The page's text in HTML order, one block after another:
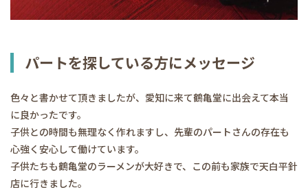
パートを探している方にメッセージ
色々と書かせて頂きましたが、愛知に来て鶴亀堂に出会えて本当
に良かったです。
子供との時間も無理なく作れますし、先輩のパートさんの存在も
心強く安心して働けています。
子供たちも鶴亀堂のラーメンが大好きで、この前も家族で天白平針
店に行きました。